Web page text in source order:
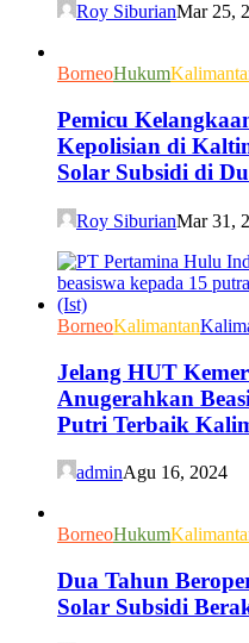
Roy SiburianMar 25,
BorneoHukum
Pemicu
Kepolisian di
Solar Subsidi di
Roy SiburianMar 31,
BorneoKalimantan
Jelang HUT
Anugerahkan
Putri Terbaik
adminAgu 16, 2024
BorneoHukum
Dua Tahun
Solar Subsidi